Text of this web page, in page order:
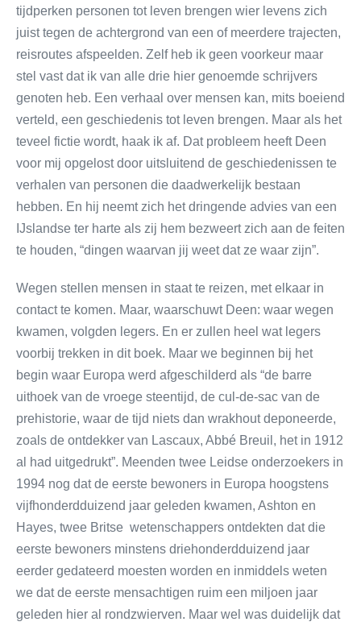
tijdperken personen tot leven brengen wier levens zich
juist tegen de achtergrond van een of meerdere trajecten,
reisroutes afspeelden. Zelf heb ik geen voorkeur maar
stel vast dat ik van alle drie hier genoemde schrijvers
genoten heb. Een verhaal over mensen kan, mits boeiend
verteld, een geschiedenis tot leven brengen. Maar als het
teveel fictie wordt, haak ik af. Dat probleem heeft Deen
voor mij opgelost door uitsluitend de geschiedenissen te
verhalen van personen die daadwerkelijk bestaan
hebben. En hij neemt zich het dringende advies van een
IJslandse ter harte als zij hem bezweert zich aan de feiten
te houden, “dingen waarvan jij weet dat ze waar zijn”.
Wegen stellen mensen in staat te reizen, met elkaar in
contact te komen. Maar, waarschuwt Deen: waar wegen
kwamen, volgden legers. En er zullen heel wat legers
voorbij trekken in dit boek. Maar we beginnen bij het
begin waar Europa werd afgeschilderd als “de barre
uithoek van de vroege steentijd, de cul-de-sac van de
prehistorie, waar de tijd niets dan wrakhout deponeerde,
zoals de ontdekker van Lascaux, Abbé Breuil, het in 1912
al had uitgedrukt”. Meenden twee Leidse onderzoekers in
1994 nog dat de eerste bewoners in Europa hoogstens
vijfhonderdduizend jaar geleden kwamen, Ashton en
Hayes, twee Britse wetenschappers ontdekten dat die
eerste bewoners minstens driehonderdduizend jaar
eerder gedateerd moesten worden en inmiddels weten
we dat de eerste mensachtigen ruim een miljoen jaar
geleden hier al rondzwierven. Maar wel was duidelijk dat